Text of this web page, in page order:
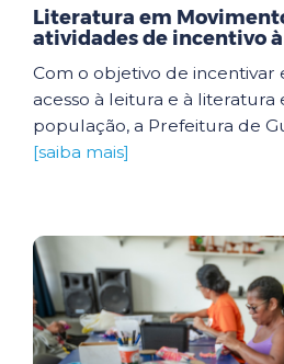
Literatura em
atividades de incentivo
Com o objetivo de incentivar
acesso à leitura e à
população, a Prefeitura de
[saiba mais]